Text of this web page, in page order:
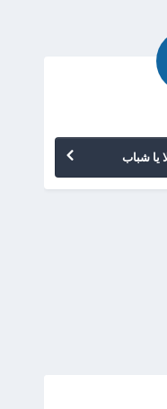
يا شباب